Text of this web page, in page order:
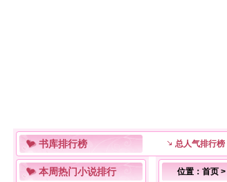
书库排行榜 总人气排行榜
本周热门小说排行 位置： 首页 >